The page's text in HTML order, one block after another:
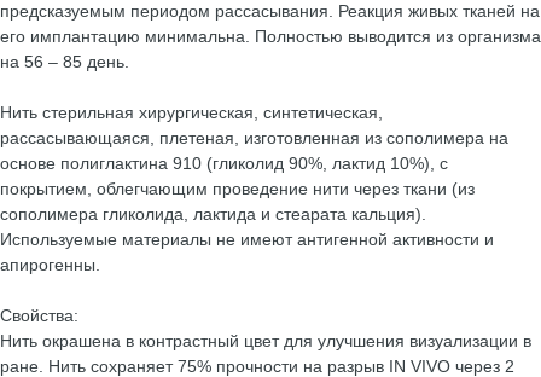
предсказуемым периодом рассасывания. Реакция живых тканей на
его имплантацию минимальна. Полностью выводится из организма
на 56 – 85 день.
Нить стерильная хирургическая, синтетическая,
рассасывающаяся, плетеная, изготовленная из сополимера на
основе полиглактина 910 (гликолид 90%, лактид 10%), с
покрытием, облегчающим проведение нити через ткани (из
сополимера гликолида, лактида и стеарата кальция).
Используемые материалы не имеют антигенной активности и
апирогенны.
Свойства:
Нить окрашена в контрастный цвет для улучшения визуализации в
ране. Нить сохраняет 75% прочности на разрыв IN VIVO через 2